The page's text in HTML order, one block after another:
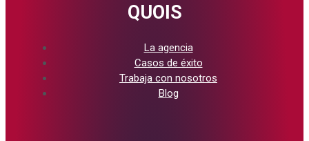
QUOIS
La agencia
Casos de éxito
Trabaja con nosotros
Blog